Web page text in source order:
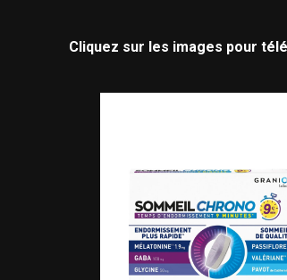
Cliquez sur les images pour